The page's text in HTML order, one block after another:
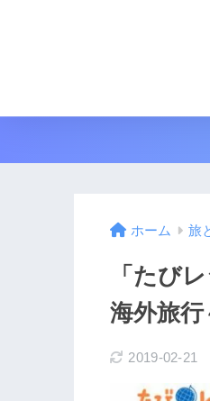
ホーム 旅
「たび
海外旅行
2019-02-21